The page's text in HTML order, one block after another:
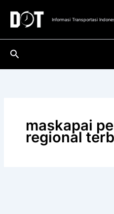
konten
Informasi Transportasi
Cari
maskapai
regional